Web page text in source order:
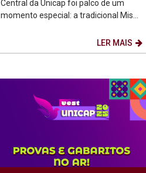
Central da Unicap foi palco de um
momento especial: a tradicional Missa
LER MAIS